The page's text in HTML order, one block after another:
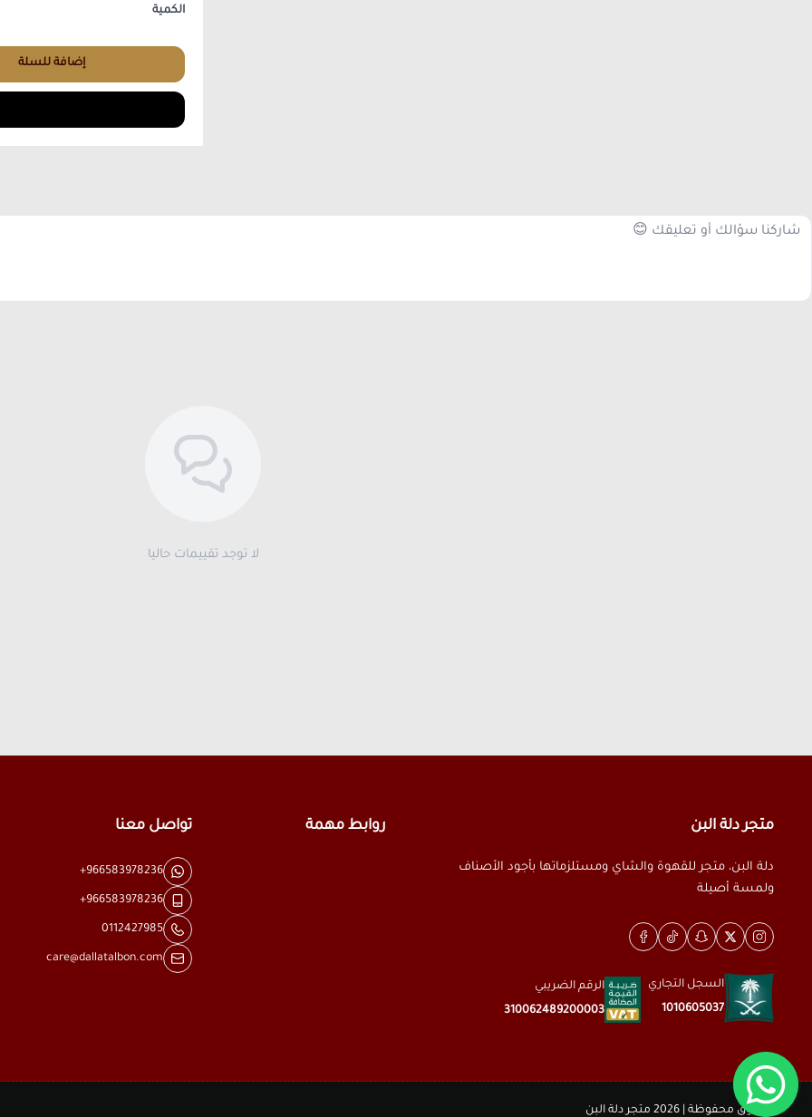
الكمية
إضافة للسلة
لا توجد تقييمات حاليا
متجر دلة البن
دلة البن، متجر للقهوة والشاي ومستلزماتها بأجود الأصناف
ولمسة أصيلة
السجل التجاري
1010605037
الرقم الضريبي
310062489200003
روابط مهمة تواصل معنا
+966583978236
+966583978236
0112427985
care@dallatalbon.com
الحقوق محفوظة | 2026 متجر دلة البن